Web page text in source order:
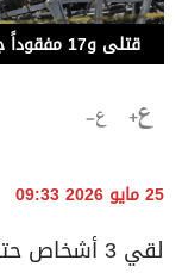
فيديو
بودكاست
إنفوجراف
كاريكتير
برامج
قتلى و17 مفقوداً جراء انهيار مبنى في الفلبين
25 مايو 2026 09:33
لقي 3